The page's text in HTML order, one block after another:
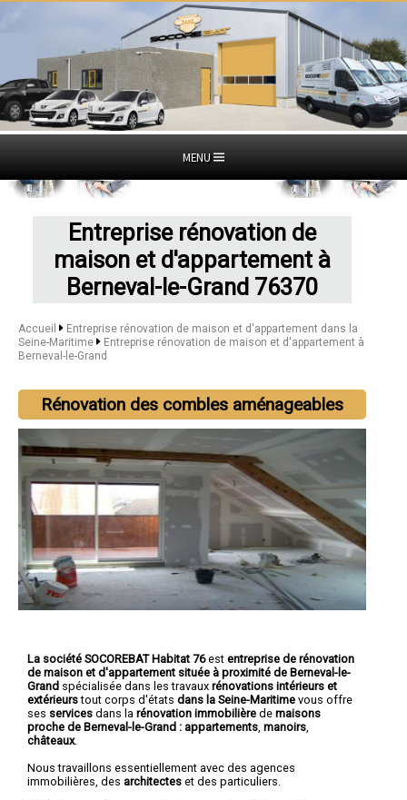
MENU
Entreprise rénovation de
maison et d'appartement à
Berneval-le-Grand 76370
Accueil
Entreprise rénovation de maison et d'appartement dans la
Seine-Maritime
Entreprise rénovation de maison et d'appartement à
Berneval-le-Grand
Rénovation des combles aménageables
La société SOCOREBAT Habitat 76est entreprise de rénovation
de maison et d'appartement située à proximité de Berneval-le-
Grand spécialisée dans les travaux rénovations intérieurs et
extérieurstout corps d'états dans la Seine-Maritime vous offre
ses services dans la rénovation immobilière de maisons
proche de Berneval-le-Grand : appartements manoirs
châteaux.
Nous travaillons essentiellement avec des agences
immobilières, des architectes et des particuliers.